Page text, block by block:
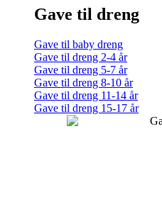
Gave til dreng
Gave til baby dreng
Gave til dreng 2-4 år
Gave til dreng 5-7 år
Gave til dreng 8-10 år
Gave til dreng 11-14 år
Gave til dreng 15-17 år